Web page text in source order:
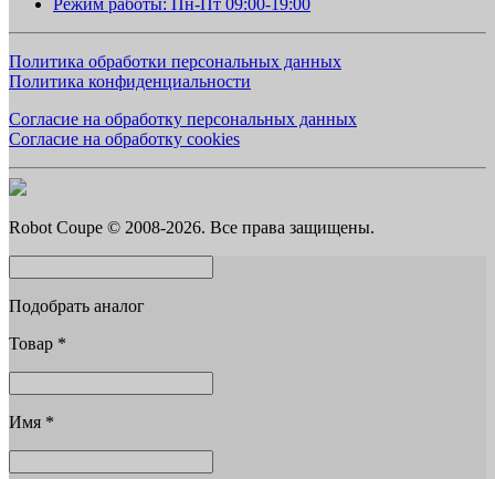
Режим работы: Пн-Пт 09:00-19:00
Политика обработки персональных данных
Политика конфиденциальности
Согласие на обработку персональных данных
Согласие на обработку cookies
Robot Coupe © 2008-2026. Все права защищены.
Подобрать аналог
Товар *
Имя *